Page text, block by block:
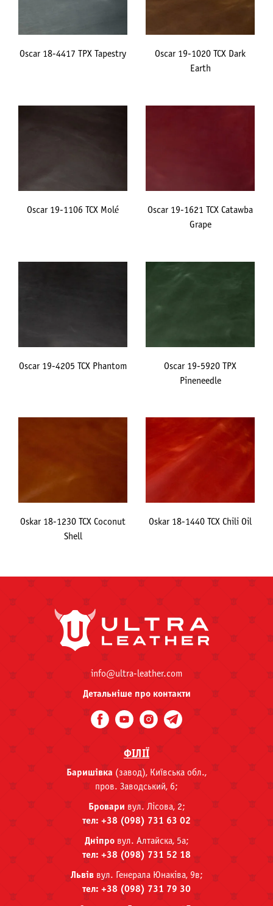
Oscar 18-4417 TPX Tapestry
Oscar 19-1020 TCX Dark
Earth
Oscar 19-1106 TCX Molé
Oscar 19-1621 TCX Catawba
Grape
Oscar 19-4205 TCX Phantom
Oscar 19-5920 TPX
Pineneedle
Oskar 18-1230 TCX Coconut
Shell
Oskar 18-1440 TCX Chili Oil
info@ultra-leather.com
Детальніше про контакти
ФІЛІЇ
Баришівка (завод), Київська обл.,
пров. Заводський, 6;
Бровари вул. Лісова, 2;
тел: +38 (098) 731 63 02
Дніпровул. Алтайска, 5а;
тел: +38 (098) 731 52 18
Львіввул. Генерала Юнаківа, 9в;
тел: +38 (098) 731 79 30